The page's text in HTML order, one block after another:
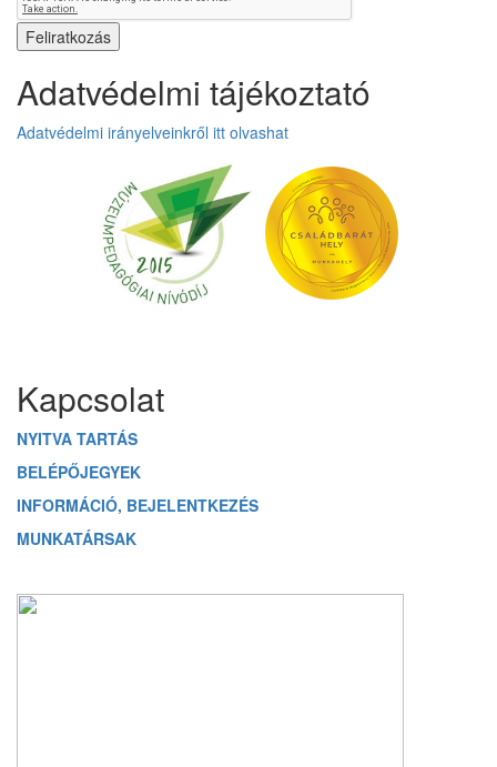
Adatvédelmi tájékoztató
Adatvédelmi irányelveinkről itt olvashat
Kapcsolat
NYITVA TARTÁS
BELÉPŐJEGYEK
INFORMÁCIÓ, BEJELENTKEZÉS
MUNKATÁRSAK